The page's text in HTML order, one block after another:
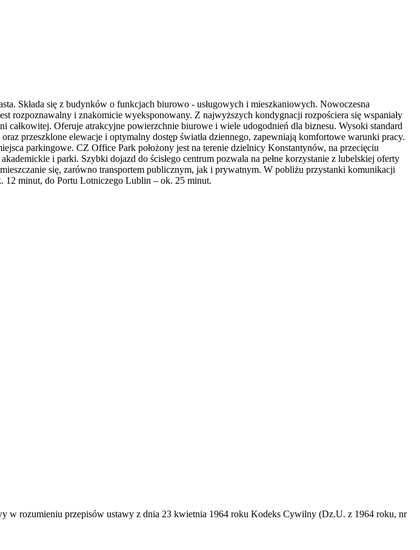
Składa się z budynków o funkcjach biurowo - usługowych i mieszkaniowych. Nowoczesna
rozpoznawalny i znakomicie wyeksponowany. Z najwyższych kondygnacji rozpościera się wspaniały
Oferuje atrakcyjne powierzchnie biurowe i wiele udogodnień dla biznesu. Wysoki standard
przeszklone elewacje i optymalny dostęp światła dziennego, zapewniają komfortowe warunki pracy.
parkingowe. CZ Office Park położony jest na terenie dzielnicy Konstantynów, na przecięciu
i parki. Szybki dojazd do ścisłego centrum pozwala na pełne korzystanie z lubelskiej oferty
się, zarówno transportem publicznym, jak i prywatnym. W pobliżu przystanki komunikacji
12 minut, do Portu Lotniczego Lublin – ok. 25 minut.
w rozumieniu przepisów ustawy z dnia 23 kwietnia 1964 roku Kodeks Cywilny (Dz.U. z 1964 roku, nr